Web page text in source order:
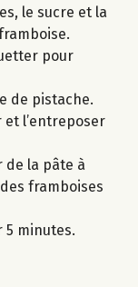
le sucre et la
pour
de pistache.
l’entreposer
de la pâte à
framboises
minutes.